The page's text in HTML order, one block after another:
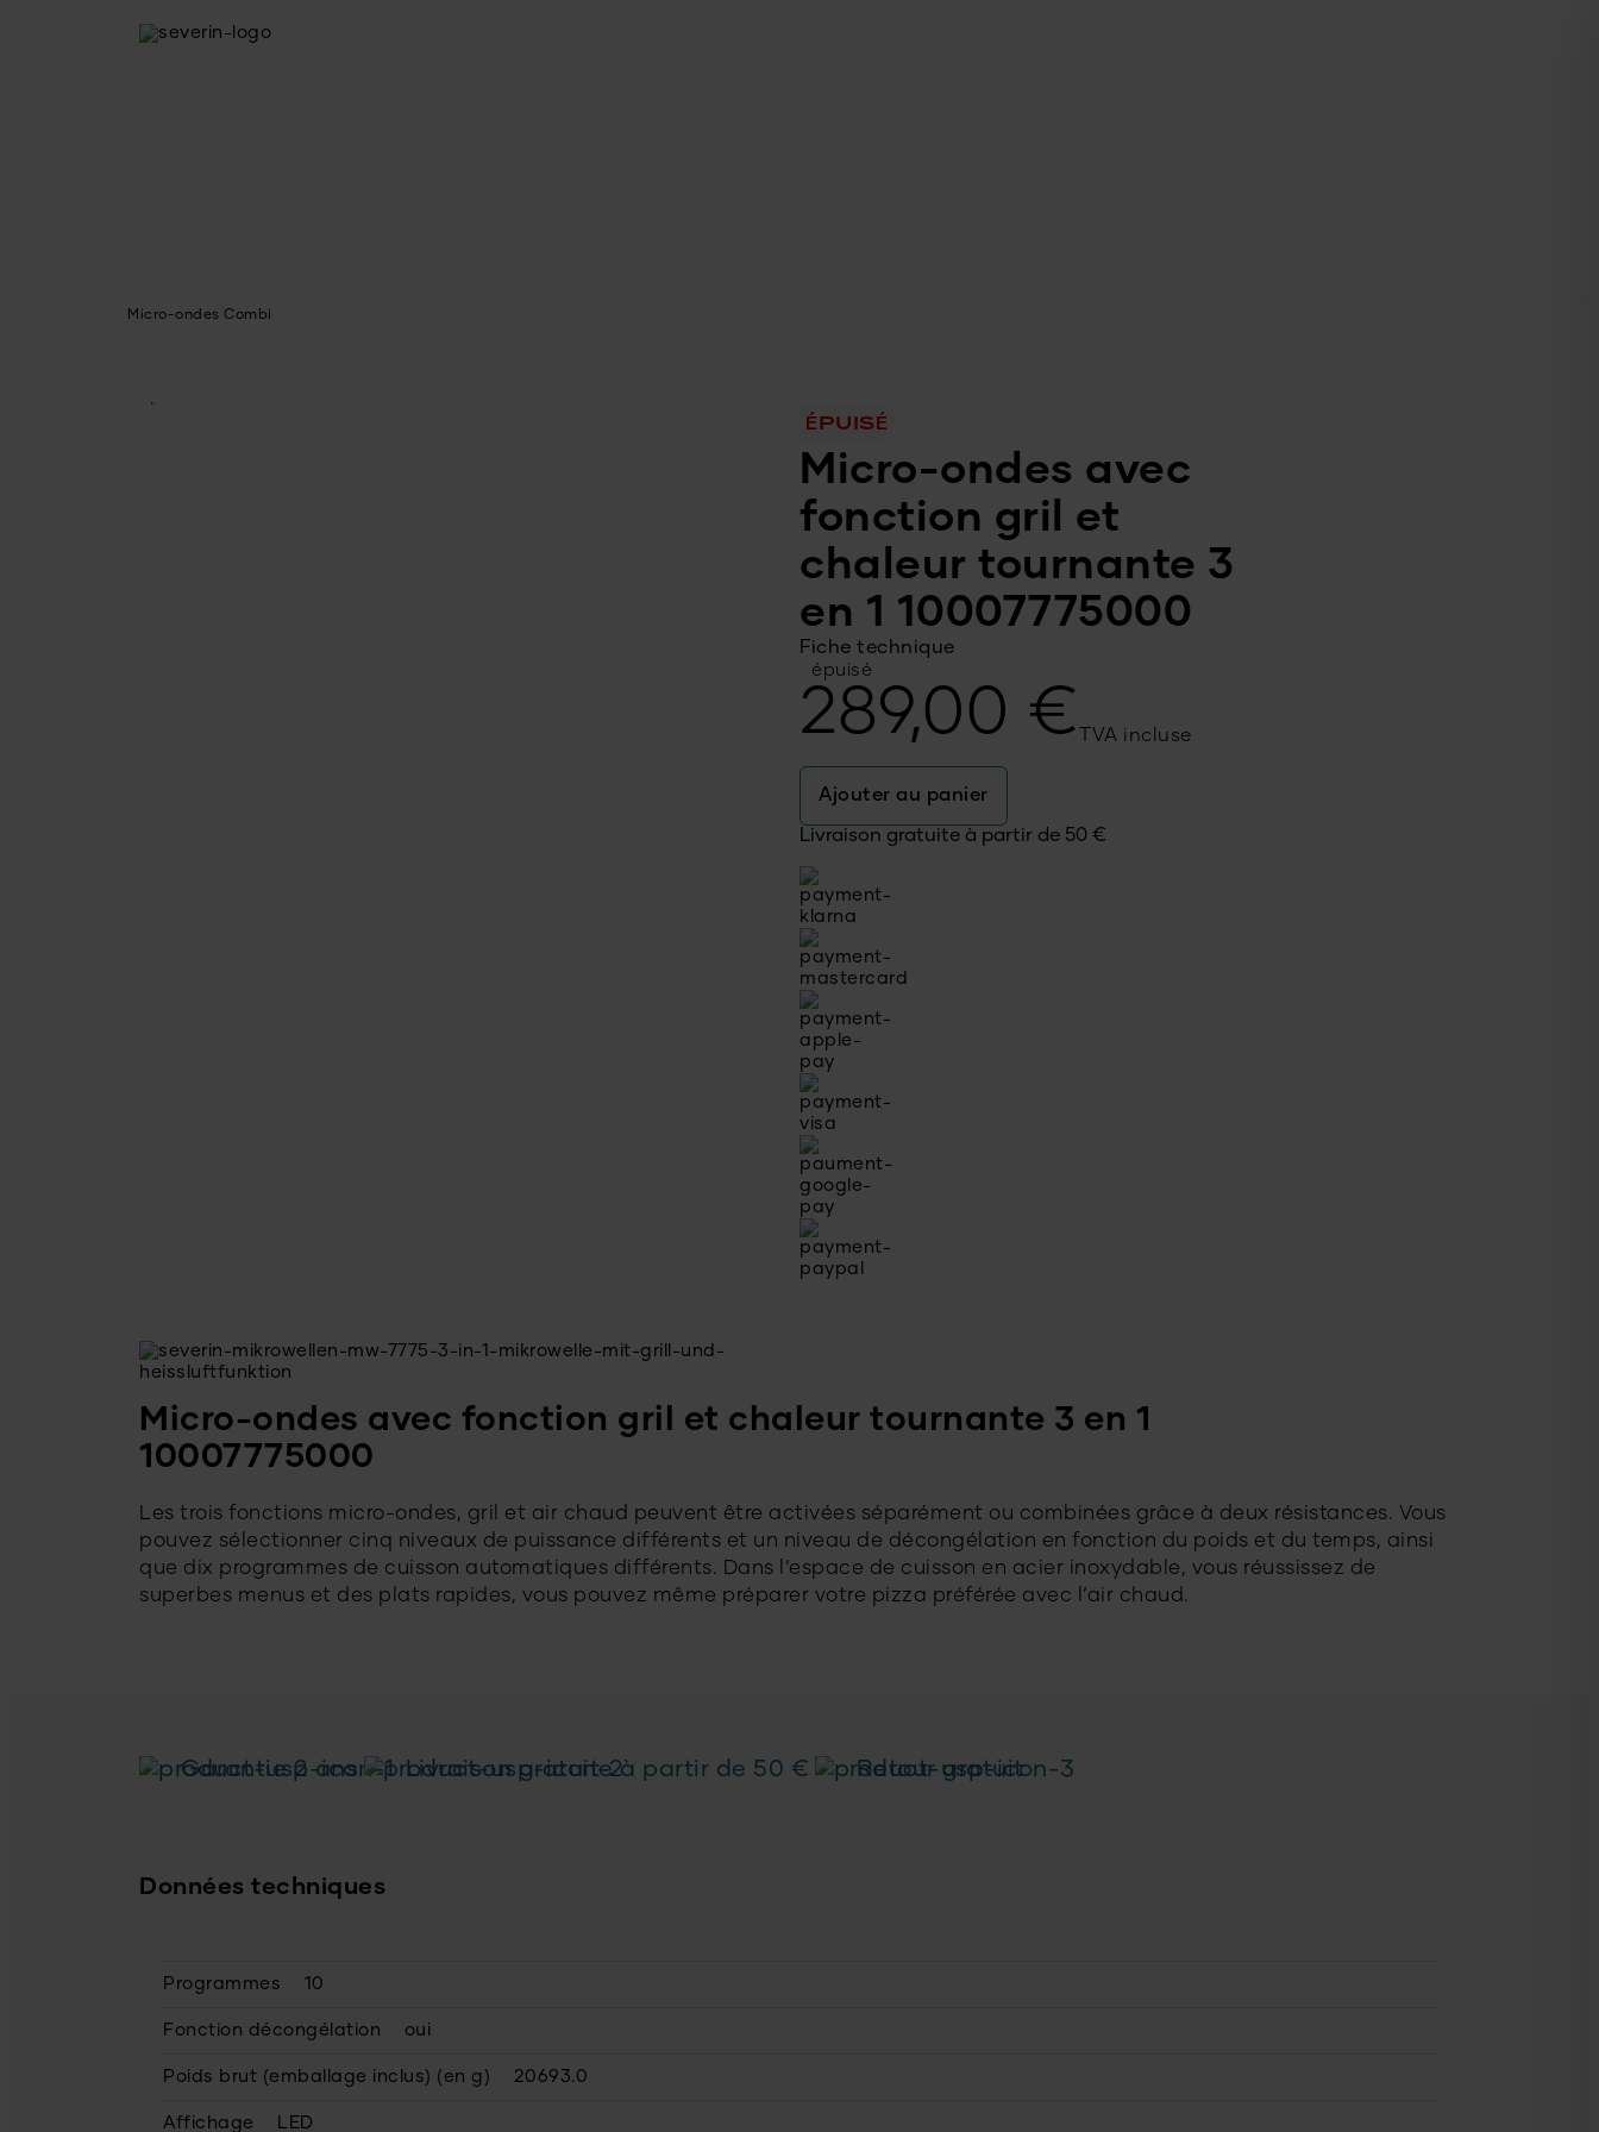
Micro-ondes Combi
ÉPUISÉ
Micro-ondes avec
fonction gril et
chaleur tournante 3
en 1 10007775000
Fiche technique
épuisé
289,00 € TVA incluse
Ajouter au panier
Livraison gratuite à partir de 50 €
Micro-ondes avec fonction gril et chaleur tournante 3 en 1
10007775000
Les trois fonctions micro-ondes, gril et air chaud peuvent être activées séparément ou combinées grâce à deux résistances. Vous
pouvez sélectionner cinq niveaux de puissance différents et un niveau de décongélation en fonction du poids et du temps, ainsi
que dix programmes de cuisson automatiques différents. Dans l’espace de cuisson en acier inoxydable, vous réussissez de
superbes menus et des plats rapides, vous pouvez même préparer votre pizza préférée avec l’air chaud.
Garantie 2 ans Livraison gratuite à partir de 50 € Retour gratuit
Données techniques
Programmes 10
Fonction décongélation oui
Poids brut (emballage inclus) (en g) 20693.0
Affichage LED